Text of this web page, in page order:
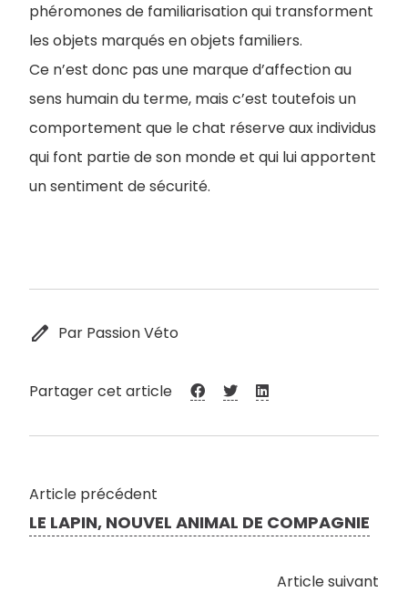
phéromones de familiarisation qui transforment
les objets marqués en objets familiers.
Ce n’est donc pas une marque d’affection au
sens humain du terme, mais c’est toutefois un
comportement que le chat réserve aux individus
qui font partie de son monde et qui lui apportent
un sentiment de sécurité.
edit Par Passion Véto
Partager cet article
Article précédent
LE LAPIN, NOUVEL ANIMAL DE COMPAGNIE
Article suivant